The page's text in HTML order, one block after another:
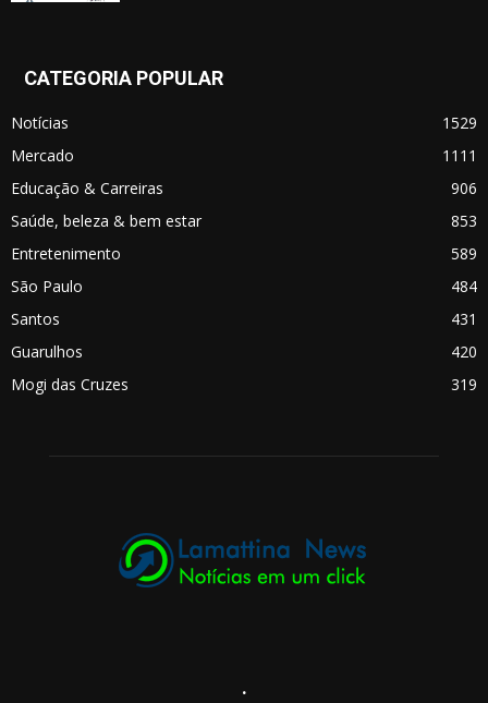
CATEGORIA POPULAR
Notícias
1529
Mercado
1111
Educação & Carreiras
906
Saúde, beleza & bem estar
853
Entretenimento
589
São Paulo
484
Santos
431
Guarulhos
420
Mogi das Cruzes
319
.